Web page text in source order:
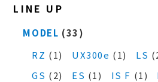
LINE UP
MODEL (33)
RZ (1) UX300e (1) LS
GS (2) ES (1) IS F (1)